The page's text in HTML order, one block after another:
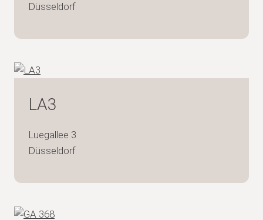
Düsseldorf
LA3
Luegallee 3
Düsseldorf